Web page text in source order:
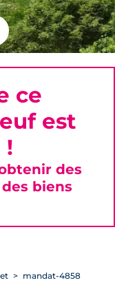
mandat-4858
ce
est
!
des
biens